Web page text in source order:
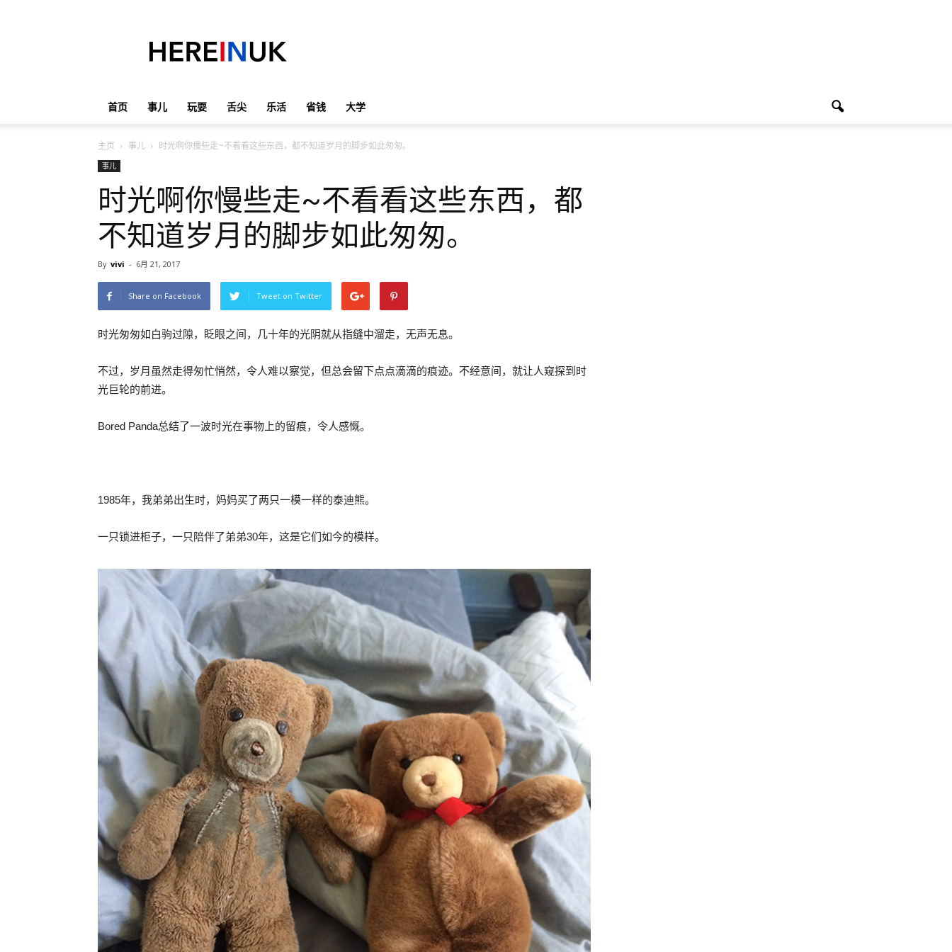
首页 事儿 玩耍 舌尖 乐活 省钱 大学
主页 事儿 时光啊你慢些走~不看看这些东西，都不知道岁月的脚步如此匆匆。
事儿
时光啊你慢些走~不看看这些东西，都
不知道岁月的脚步如此匆匆。
By vivi - 6月 21, 2017
Share on Facebook Tweet on Twitter
时光匆匆如白驹过隙，眨眼之间，几十年的光阴就从指缝中溜走，无声无息。
不过，岁月虽然走得匆忙悄然，令人难以察觉，但总会留下点点滴滴的痕迹。不经意间，就让人窥探到时
光巨轮的前进。
Bored Panda总结了一波时光在事物上的留痕，令人感慨。
1985年，我弟弟出生时，妈妈买了两只一模一样的泰迪熊。
一只锁进柜子，一只陪伴了弟弟30年，这是它们如今的模样。